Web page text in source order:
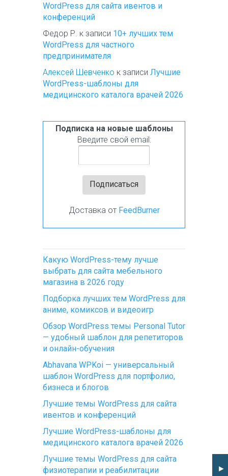
WordPress для сайта ивентов и
конференций
Федор Р. к записи 10+ лучших тем
WordPress для частного
предпринимателя
Алексей Шевченко к записи Лучшие
WordPress-шаблоны для
медицинского каталога врачей 2026
Подписка на новые шаблоны
Введите свой email:
Доставка от FeedBurner
Какую WordPress-тему лучше
выбрать для сайта мебельного
магазина в 2026 году
Подборка лучших тем WordPress для
аниме, комиксов и видеоигр
Обзор WordPress темы Personal Tutor
— удобный шаблон для репетиторов
и онлайн-обучения
Abhavana WPKoi — универсальный
шаблон WordPress для портфолио,
бизнеса и блогов
Лучшие темы WordPress для сайта
ивентов и конференций
Лучшие WordPress-шаблоны для
медицинского каталога врачей 2026
Лучшие темы WordPress для сайта
физиотерапии и реабилитации
►